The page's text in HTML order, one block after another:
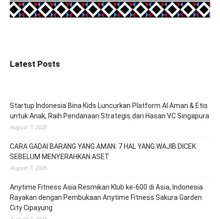
Latest Posts
Startup Indonesia Bina Kids Luncurkan Platform AI Aman & Etis
untuk Anak, Raih Pendanaan Strategis dari Hasan VC Singapura
August 7, 2026
CARA GADAI BARANG YANG AMAN: 7 HAL YANG WAJIB DICEK
SEBELUM MENYERAHKAN ASET
August 7, 2026
Anytime Fitness Asia Resmikan Klub ke-600 di Asia, Indonesia
Rayakan dengan Pembukaan Anytime Fitness Sakura Garden
City Cipayung